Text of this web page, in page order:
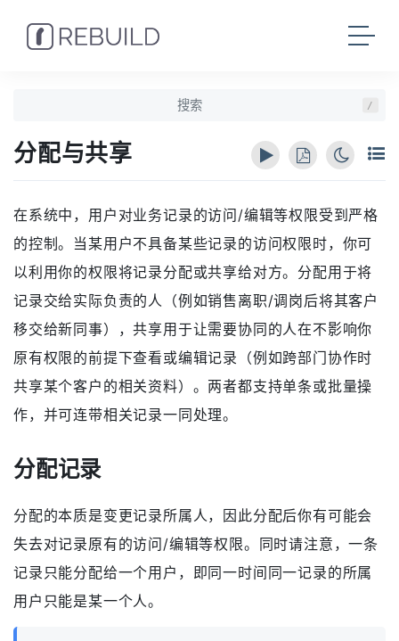
/
分配与共享
在系统中，用户对业务记录的访问/编辑等权限受到严格
的控制。当某用户不具备某些记录的访问权限时，你可
以利用你的权限将记录分配或共享给对方。分配用于将
记录交给实际负责的人（例如销售离职/调岗后将其客户
移交给新同事），共享用于让需要协同的人在不影响你
原有权限的前提下查看或编辑记录（例如跨部门协作时
共享某个客户的相关资料）。两者都支持单条或批量操
作，并可连带相关记录一同处理。
分配记录
分配的本质是变更记录所属人，因此分配后你有可能会
失去对记录原有的访问/编辑等权限。同时请注意，一条
记录只能分配给一个用户，即同一时间同一记录的所属
用户只能是某一个人。